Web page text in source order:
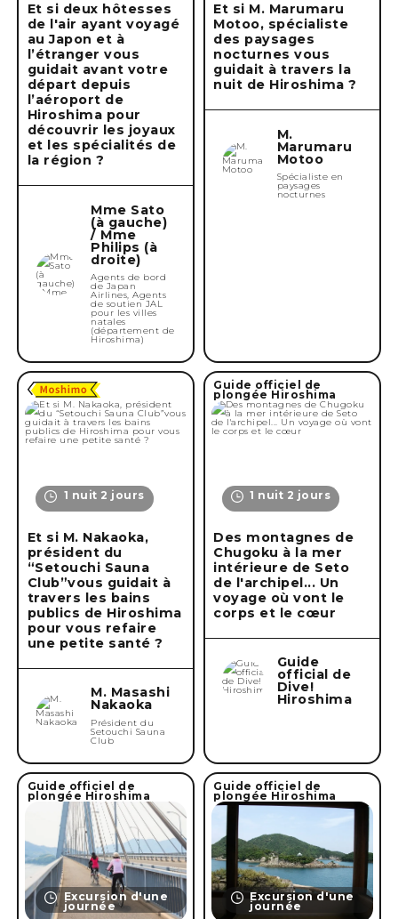
Et si deux hôtesses
de l'air ayant voyagé
au Japon et à
l’étranger vous
guidait avant votre
départ depuis
l’aéroport de
Hiroshima pour
découvrir les joyaux
et les spécialités de
la région ?
Mme Sato
(à gauche)
/ Mme
Philips (à
droite)
Agents de bord
de Japan
Airlines, Agents
de soutien JAL
pour les villes
natales
(département de
Hiroshima)
Et si M. Marumaru
Motoo, spécialiste
des paysages
nocturnes vous
guidait à travers la
nuit de Hiroshima ?
M.
Marumaru
Motoo
Spécialiste en
paysages
nocturnes
1 nuit 2 jours
Et si M. Nakaoka,
président du
“Setouchi Sauna
Club”vous guidait à
travers les bains
publics de Hiroshima
pour vous refaire
une petite santé ?
M. Masashi
Nakaoka
Président du
Setouchi Sauna
Club
Guide officiel de
plongée Hiroshima
1 nuit 2 jours
Des montagnes de
Chugoku à la mer
intérieure de Seto
de l'archipel... Un
voyage où vont le
corps et le cœur
Guide
official de
Dive!
Hiroshima
Guide officiel de
plongée Hiroshima
Excursion d'une
journée
Guide officiel de
plongée Hiroshima
Excursion d'une
journée